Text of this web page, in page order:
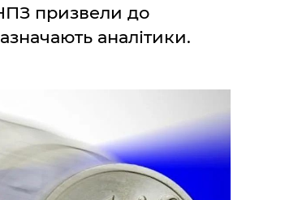
призвели до
аналітики.